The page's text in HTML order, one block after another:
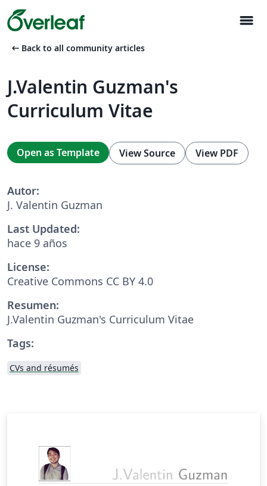
menu
arrow_left_alt Back to all community articles
J.Valentin Guzman's
Curriculum Vitae
Open as Template View Source View PDF
Autor:
J. Valentin Guzman
Last Updated:
hace 9 años
License:
Creative Commons CC BY 4.0
Resumen:
J.Valentin Guzman's Curriculum Vitae
Tags:
CVs and résumés